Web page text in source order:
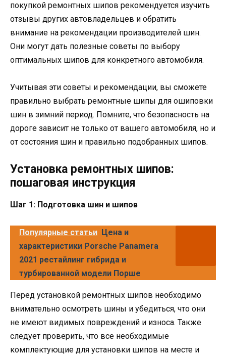
покупкой ремонтных шипов рекомендуется изучить
отзывы других автовладельцев и обратить
внимание на рекомендации производителей шин.
Они могут дать полезные советы по выбору
оптимальных шипов для конкретного автомобиля.
Учитывая эти советы и рекомендации, вы сможете
правильно выбрать ремонтные шипы для ошиповки
шин в зимний период. Помните, что безопасность на
дороге зависит не только от вашего автомобиля, но и
от состояния шин и правильно подобранных шипов.
Установка ремонтных шипов:
пошаговая инструкция
Шаг 1: Подготовка шин и шипов
Популярные статьи Цена и
характеристики Porsche Panamera
2021 рестайлинг гибрида и
турбированной модели Порше
Перед установкой ремонтных шипов необходимо
внимательно осмотреть шины и убедиться, что они
не имеют видимых повреждений и износа. Также
следует проверить, что все необходимые
комплектующие для установки шипов на месте и